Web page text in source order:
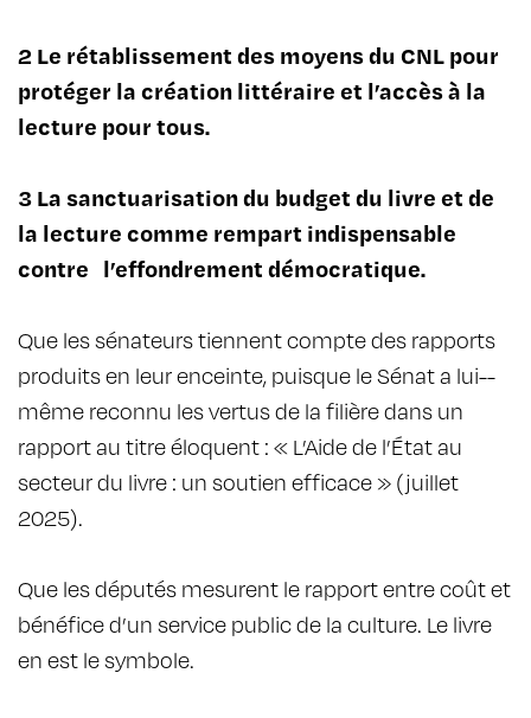
2 Le rétablissement des moyens du CNL pour
protéger la création littéraire et l’accès à la
lecture pour tous.
3 La sanctuarisation du budget du livre et de
la lecture comme rempart indispensable
contre l’effondrement démocratique.
Que les sénateurs tiennent compte des rapports
produits en leur enceinte, puisque le Sénat a lui-­
même reconnu les vertus de la filière dans un
rapport au titre éloquent : « L’Aide de l’État au
secteur du livre : un soutien efficace » (juillet
2025).
Que les députés mesurent le rapport entre coût et
bénéfice d’un service public de la culture. Le livre
en est le symbole.